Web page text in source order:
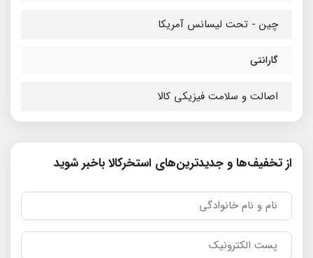
چین - تحت لیسانس آمریکا
گارانتی
اصالت و سلامت فیزیکی کالا
از تخفیف‌ها و جدیدترین‌های استخرکالا باخبر شوید